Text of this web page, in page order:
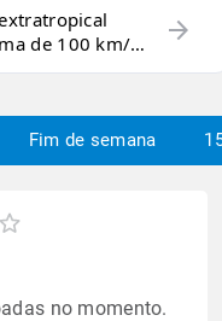
de 100 km/h
arrow_forward
Fim de semana
no momento.